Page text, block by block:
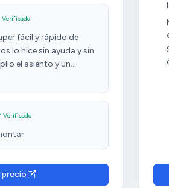
Verificado
fácil y rápido de
lo hice sin ayuda y sin
el asiento y un
en el cual se apoya la
Verificado
precio